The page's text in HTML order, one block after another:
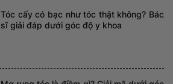
Tóc cấy có bạc như tóc thật không? Bác
sĩ giải đáp dưới góc độ y khoa